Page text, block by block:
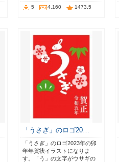
5 4,160 1473.5
「うさぎ」のロゴ20…
「うさぎ」のロゴ2023年の卯
年年賀状イラストになりま
す。「う」の文字がウサギの